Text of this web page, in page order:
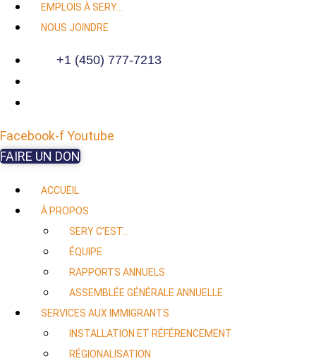
EMPLOIS À SERY…
NOUS JOINDRE
+1 (450) 777-7213
Facebook-fYoutube
FAIRE UN DON
ACCUEIL
À PROPOS
SERY C’EST…
ÉQUIPE
RAPPORTS ANNUELS
ASSEMBLÉE GÉNÉRALE ANNUELLE
SERVICES AUX IMMIGRANTS
INSTALLATION ET RÉFÉRENCEMENT
RÉGIONALISATION